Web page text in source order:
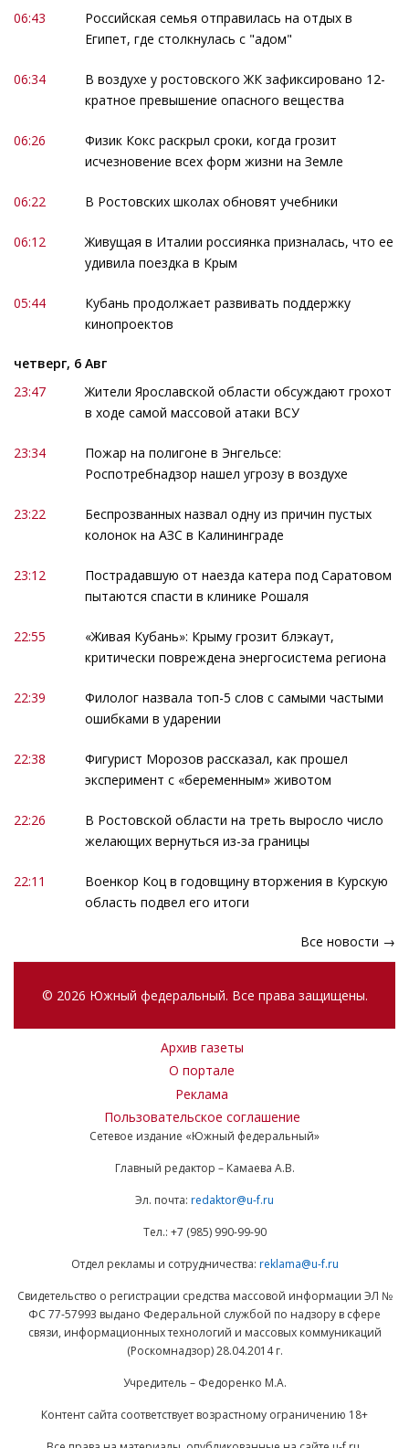
06:43
Российская семья отправилась на отдых в
Египет, где столкнулась с "адом"
06:34
В воздухе у ростовского ЖК зафиксировано 12-
кратное превышение опасного вещества
06:26
Физик Кокс раскрыл сроки, когда грозит
исчезновение всех форм жизни на Земле
06:22 В Ростовских школах обновят учебники
06:12
Живущая в Италии россиянка призналась, что ее
удивила поездка в Крым
05:44
Кубань продолжает развивать поддержку
кинопроектов
четверг, 6 Авг
23:47
Жители Ярославской области обсуждают грохот
в ходе самой массовой атаки ВСУ
23:34
Пожар на полигоне в Энгельсе:
Роспотребнадзор нашел угрозу в воздухе
23:22
Беспрозванных назвал одну из причин пустых
колонок на АЗС в Калининграде
23:12
Пострадавшую от наезда катера под Саратовом
пытаются спасти в клинике Рошаля
22:55
«Живая Кубань»: Крыму грозит блэкаут,
критически повреждена энергосистема региона
22:39
Филолог назвала топ-5 слов с самыми частыми
ошибками в ударении
22:38
Фигурист Морозов рассказал, как прошел
эксперимент с «беременным» животом
22:26
В Ростовской области на треть выросло число
желающих вернуться из-за границы
22:11
Военкор Коц в годовщину вторжения в Курскую
область подвел его итоги
Все новости →
© 2026 Южный федеральный. Все права защищены.
Архив газеты
О портале
Реклама
Пользовательское соглашение
Сетевое издание «Южный федеральный»
Главный редактор – Камаева А.В.
Эл. почта: redaktor@u-f.ru
Тел.: +7 (985) 990-99-90
Отдел рекламы и сотрудничества: reklama@u-f.ru
Свидетельство о регистрации средства массовой информации ЭЛ №
ФС 77-57993 выдано Федеральной службой по надзору в сфере
связи, информационных технологий и массовых коммуникаций
(Роскомнадзор) 28.04.2014 г.
Учредитель – Федоренко М.А.
Контент сайта соответствует возрастному ограничению 18+